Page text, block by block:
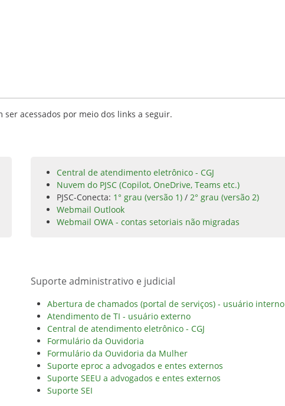
ser acessados por meio dos links a seguir.
Central de atendimento eletrônico - CGJ
Nuvem do PJSC (Copilot, OneDrive, Teams etc.)
PJSC-Conecta: 1° grau (versão 1) / 2° grau (versão 2)
Webmail Outlook
Webmail OWA - contas setoriais não migradas
Suporte administrativo e judicial
Abertura de chamados (portal de serviços) - usuário interno
Atendimento de TI - usuário externo
Central de atendimento eletrônico - CGJ
Formulário da Ouvidoria
Formulário da Ouvidoria da Mulher
Suporte eproc a advogados e entes externos
Suporte SEEU a advogados e entes externos
Suporte SEI